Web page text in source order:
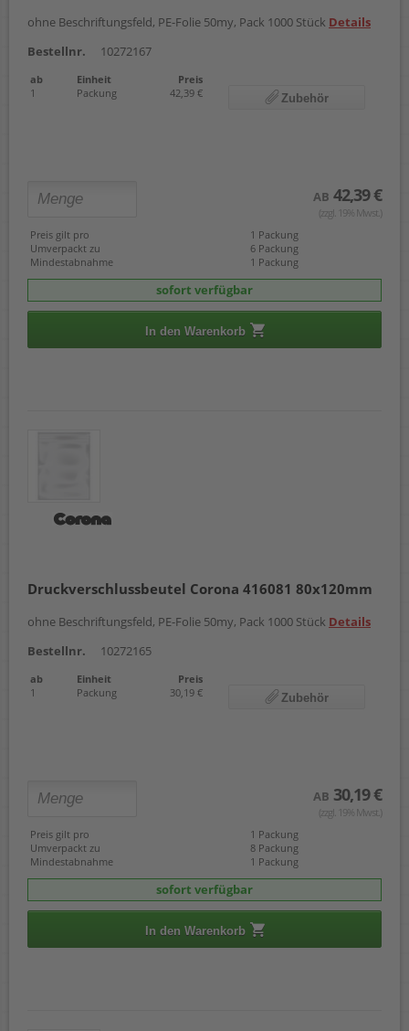
ohne Beschriftungsfeld, PE-Folie 50my, Pack 1000 Stück Details
Bestellnr.
10272167
ab Einheit
Preis
1
Packung 42,39 € Zubehör
AB 42,39 €
(zzgl. 19% Mwst.)
Preis gilt pro
1 Packung
Umverpackt zu
6 Packung
Mindestabnahme
1 Packung
sofort verfügbar
In den Warenkorb
Druckverschlussbeutel Corona 416081 80x120mm
ohne Beschriftungsfeld, PE-Folie 50my, Pack 1000 Stück Details
Bestellnr.
10272165
ab Einheit
Preis
1
Packung 30,19 € Zubehör
AB 30,19 €
(zzgl. 19% Mwst.)
Preis gilt pro
1 Packung
Umverpackt zu
8 Packung
Mindestabnahme
1 Packung
sofort verfügbar
In den Warenkorb